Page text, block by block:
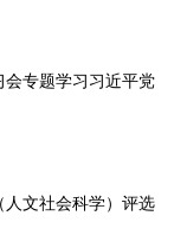
专题学习习近平党
文社会科学）评选